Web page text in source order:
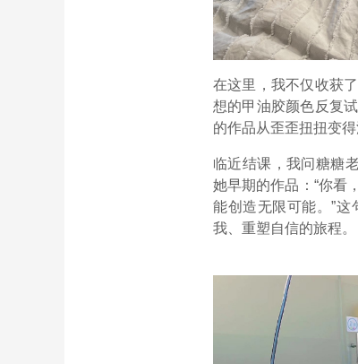
在这里，我不仅收获
想的甲油胶颜色反复
的作品从歪歪扭扭变
临近结课，我问糖糖
她早期的作品：“你看
能创造无限可能。”
我、重塑自信的旅程。